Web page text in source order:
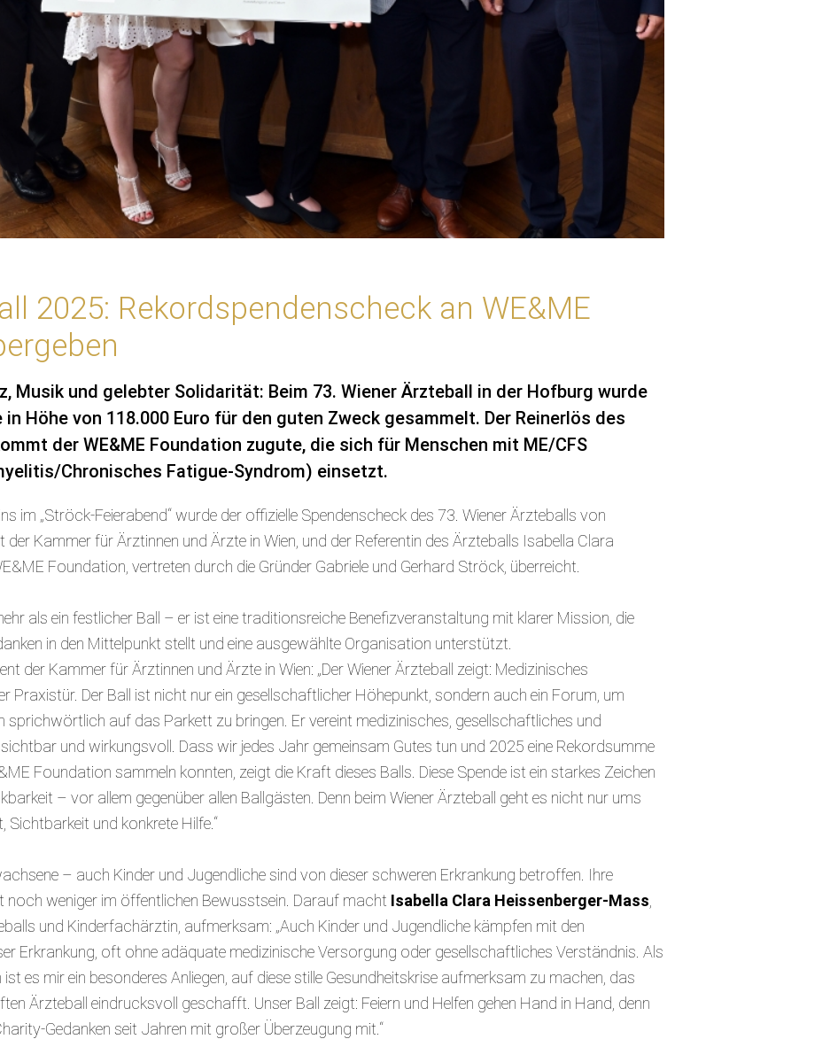
2025: Rekordspendenscheck an WE&ME
Musik und gelebter Solidarität: Beim 73. Wiener Ärzteball in der Hofburg wurde
in Höhe von 118.000 Euro für den guten Zweck gesammelt. Der Reinerlös des
der WE&ME Foundation zugute, die sich für Menschen mit ME/CFS
Chronisches Fatigue-Syndrom) einsetzt.
im „Ströck-Feierabend“ wurde der offizielle Spendenscheck des 73. Wiener Ärzteballs von
Kammer für Ärztinnen und Ärzte in Wien, und der Referentin des Ärzteballs Isabella Clara
Foundation, vertreten durch die Gründer Gabriele und Gerhard Ströck, überreicht.
als ein festlicher Ball – er ist eine traditionsreiche Benefizveranstaltung mit klarer Mission, die
in den Mittelpunkt stellt und eine ausgewählte Organisation unterstützt.
der Kammer für Ärztinnen und Ärzte in Wien: „Der Wiener Ärzteball zeigt: Medizinisches
Praxistür. Der Ball ist nicht nur ein gesellschaftlicher Höhepunkt, sondern auch ein Forum, um
sprichwörtlich auf das Parkett zu bringen. Er vereint medizinisches, gesellschaftliches und
und wirkungsvoll. Dass wir jedes Jahr gemeinsam Gutes tun und 2025 eine Rekordsumme
Foundation sammeln konnten, zeigt die Kraft dieses Balls. Diese Spende ist ein starkes Zeichen
– vor allem gegenüber allen Ballgästen. Denn beim Wiener Ärzteball geht es nicht nur ums
Sichtbarkeit und konkrete Hilfe.“
– auch Kinder und Jugendliche sind von dieser schweren Erkrankung betroffen. Ihre
weniger im öffentlichen Bewusstsein. Darauf macht Isabella Clara Heissenberger-Mass
und Kinderfachärztin, aufmerksam: „Auch Kinder und Jugendliche kämpfen mit den
Erkrankung, oft ohne adäquate medizinische Versorgung oder gesellschaftliches Verständnis. Als
es mir ein besonderes Anliegen, auf diese stille Gesundheitskrise aufmerksam zu machen, das
Ärzteball eindrucksvoll geschafft. Unser Ball zeigt: Feiern und Helfen gehen Hand in Hand, denn
Gedanken seit Jahren mit großer Überzeugung mit.“